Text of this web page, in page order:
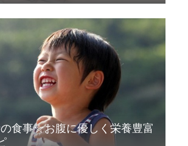
食事☆お腹に優しく栄養豊富